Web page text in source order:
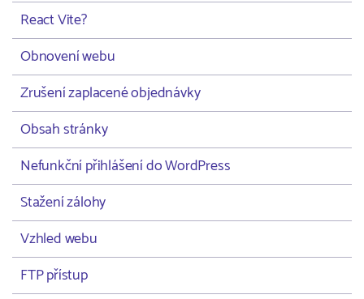
React Vite?
Obnovení webu
Zrušení zaplacené objednávky
Obsah stránky
Nefunkční přihlášení do WordPress
Stažení zálohy
Vzhled webu
FTP přístup